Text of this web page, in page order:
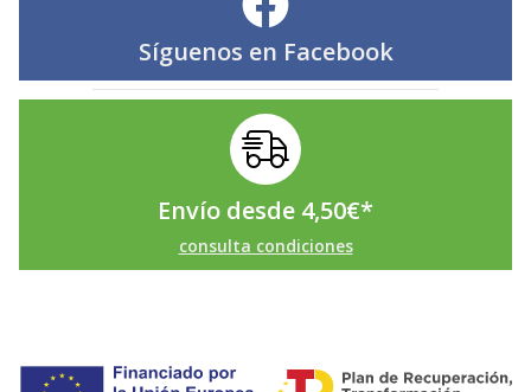
Síguenos en Facebook
Envío desde 4,50€*
consulta condiciones